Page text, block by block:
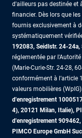
d'ailleurs pas destinée et
financier. Dès lors que
fournis exclusivement à
systématiquement
192083, Seidlstr. 24-
réglementée par
(Marie-Curie-Str. 24-28,
conformément à l’article
valeurs mobilières (WpIG).
d'enregistrement
4), 20121 Milan, Italie),
d'enregistrement
PIMCO Europe GmbH